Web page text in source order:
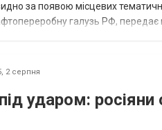
за появою місцевих
галузь РФ, передає
2 серпня
ударом: